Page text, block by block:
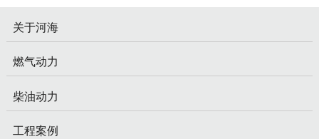
关于河海
燃气动力
柴油动力
工程案例